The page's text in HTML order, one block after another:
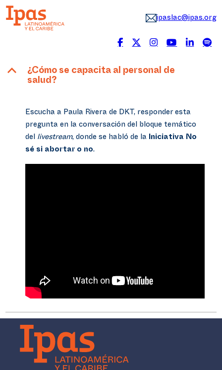
ipaslac@ipas.org
B ¿Cómo se capacita al personal de
salud?
Escucha a Paula Rivera de DKT, responder esta
pregunta en la conversación del bloque temático
del livestream, donde se habló de la Iniciativa No
sé si abortar o no.